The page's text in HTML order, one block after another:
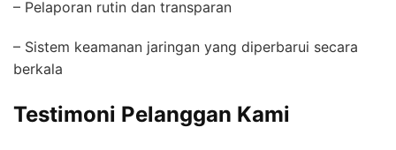
– Pelaporan rutin dan transparan
– Sistem keamanan jaringan yang diperbarui secara
berkala
Testimoni Pelanggan Kami